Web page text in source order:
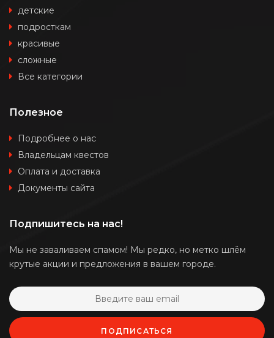
детские
подросткам
красивые
сложные
Все категории
Полезное
Подробнее о нас
Владельцам квестов
Оплата и доставка
Документы сайта
Подпишитесь на нас!
Мы не заваливаем спамом! Мы редко, но метко шлём
крутые акции и предложения в вашем городе.
ПОДПИСАТЬСЯ